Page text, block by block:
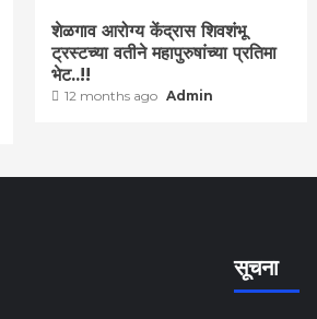
शेळगाव आरोग्य केंद्रास शिवशंभू
ट्रस्टच्या वतीने महापुरुषांच्या प्रतिमा
भेट..!!
12 months ago Admin
सूचना